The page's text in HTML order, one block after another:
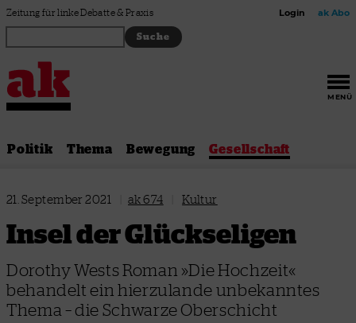
Zum Inhalt springen
Zeitung für linke Debatte & Praxis Login ak Abo
MENÜ
Politik Thema Bewegung Gesellschaft
21. September 2021 ak 674 Kultur
Insel der Glückseligen
Dorothy Wests Roman »Die Hochzeit«
behandelt ein hierzulande unbekanntes
Thema – die Schwarze Oberschicht